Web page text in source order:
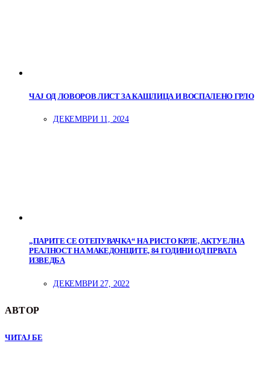
ЧАЈ ОД ЛОВОРОВ ЛИСТ ЗА КАШЛИЦА И ВОСПАЛЕНО ГРЛО
ДЕКЕМВРИ 11, 2024
„ПАРИТЕ СЕ ОТЕПУВАЧКА“ НА РИСТО КРЛЕ, АКТУЕЛНА
РЕАЛНОСТ НА МАКЕДОНЦИТЕ, 84 ГОДИНИ ОД ПРВАТА
ИЗВЕДБА
ДЕКЕМВРИ 27, 2022
АВТОР
ЧИТАЈ БЕ